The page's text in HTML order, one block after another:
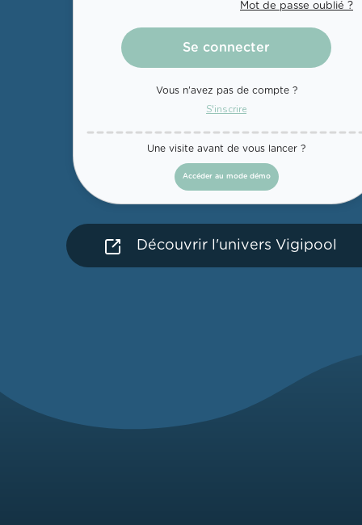
Mot de passe oublié ?
Vous n'avez pas de compte ?
S'inscrire
Une visite avant de vous lancer ?
Accéder au mode démo
Découvrir l'univers Vigipool